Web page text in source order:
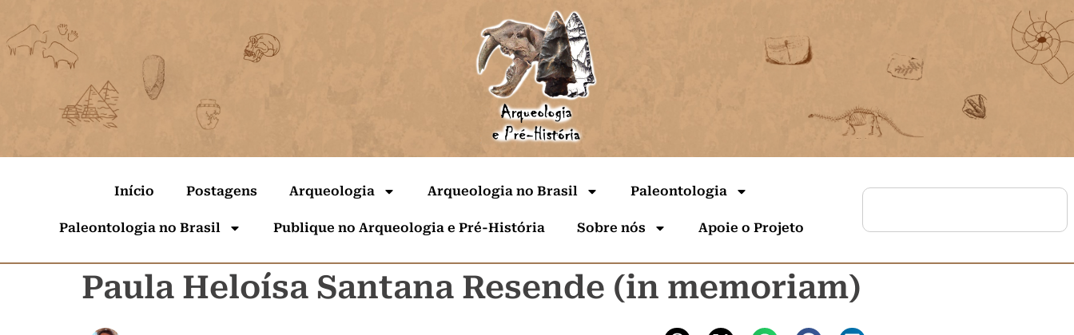
Início Postagens Arqueologia Arqueologia no Brasil Paleontologia
Paleontologia no Brasil Publique no Arqueologia e Pré-História Sobre nós Apoie o Projeto
Paula Heloísa Santana Resende (in memoriam)